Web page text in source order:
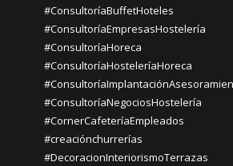
#ConsultoríaBuffetHoteles
#ConsultoríaEmpresasHostelería
#ConsultoríaHoreca
#ConsultoríaHosteleríaHoreca
#ConsultoríaNegociosHostelería
#CornerCafeteríaEmpleados
#creaciónchurrerías
#DecoracionInteriorismoTerrazas